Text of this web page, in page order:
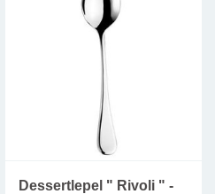
Dessertlepel " Rivoli " -